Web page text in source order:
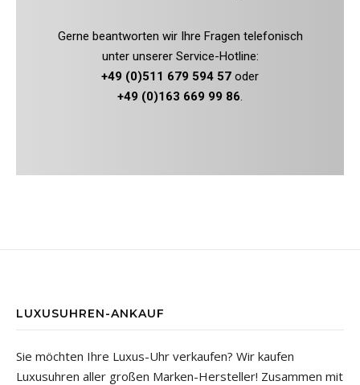
Gerne beantworten wir Ihre Fragen telefonisch
unter unserer Service-Hotline:
+49 (0)511 679 594 57 oder
+49 (0)163 669 99 86.
LUXUSUHREN-ANKAUF
Sie möchten Ihre Luxus-Uhr verkaufen? Wir kaufen
Luxusuhren aller großen Marken-Hersteller! Zusammen mit